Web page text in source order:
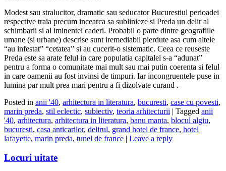
Modest sau stralucitor, dramatic sau seducator Bucurestiul perioadei
respective traia precum incearca sa sublinieze si Preda un delir al
schimbarii si al iminentei caderi. Probabil o parte dintre geografiile
umane (si urbane) descrise sunt iremediabil pierdute asa cum altele
“au infestat” “cetatea” si au cucerit-o sistematic. Ceea ce reuseste
Preda este sa arate felul in care populatia capitalei s-a “adunat”
pentru a forma o comunitate mai mult sau mai putin coerenta si felul
in care oamenii au fost invinsi de timpuri. Iar incongruentele puse in
lumina par mult prea mari pentru a fi dizolvate curand .
Posted in anii '40, arhitectura in literatura, bucuresti, case cu povesti,
marin preda, stil eclectic, subiectiv, teoria arhitecturii | Tagged anii
'40, arhitectura, arhitectura in literatura, banu manta, blocul algiu,
bucuresti, casa anticarilor, delirul, grand hotel de france, hotel
lafayette, marin preda, tunel de france | Leave a reply
Locuri uitate